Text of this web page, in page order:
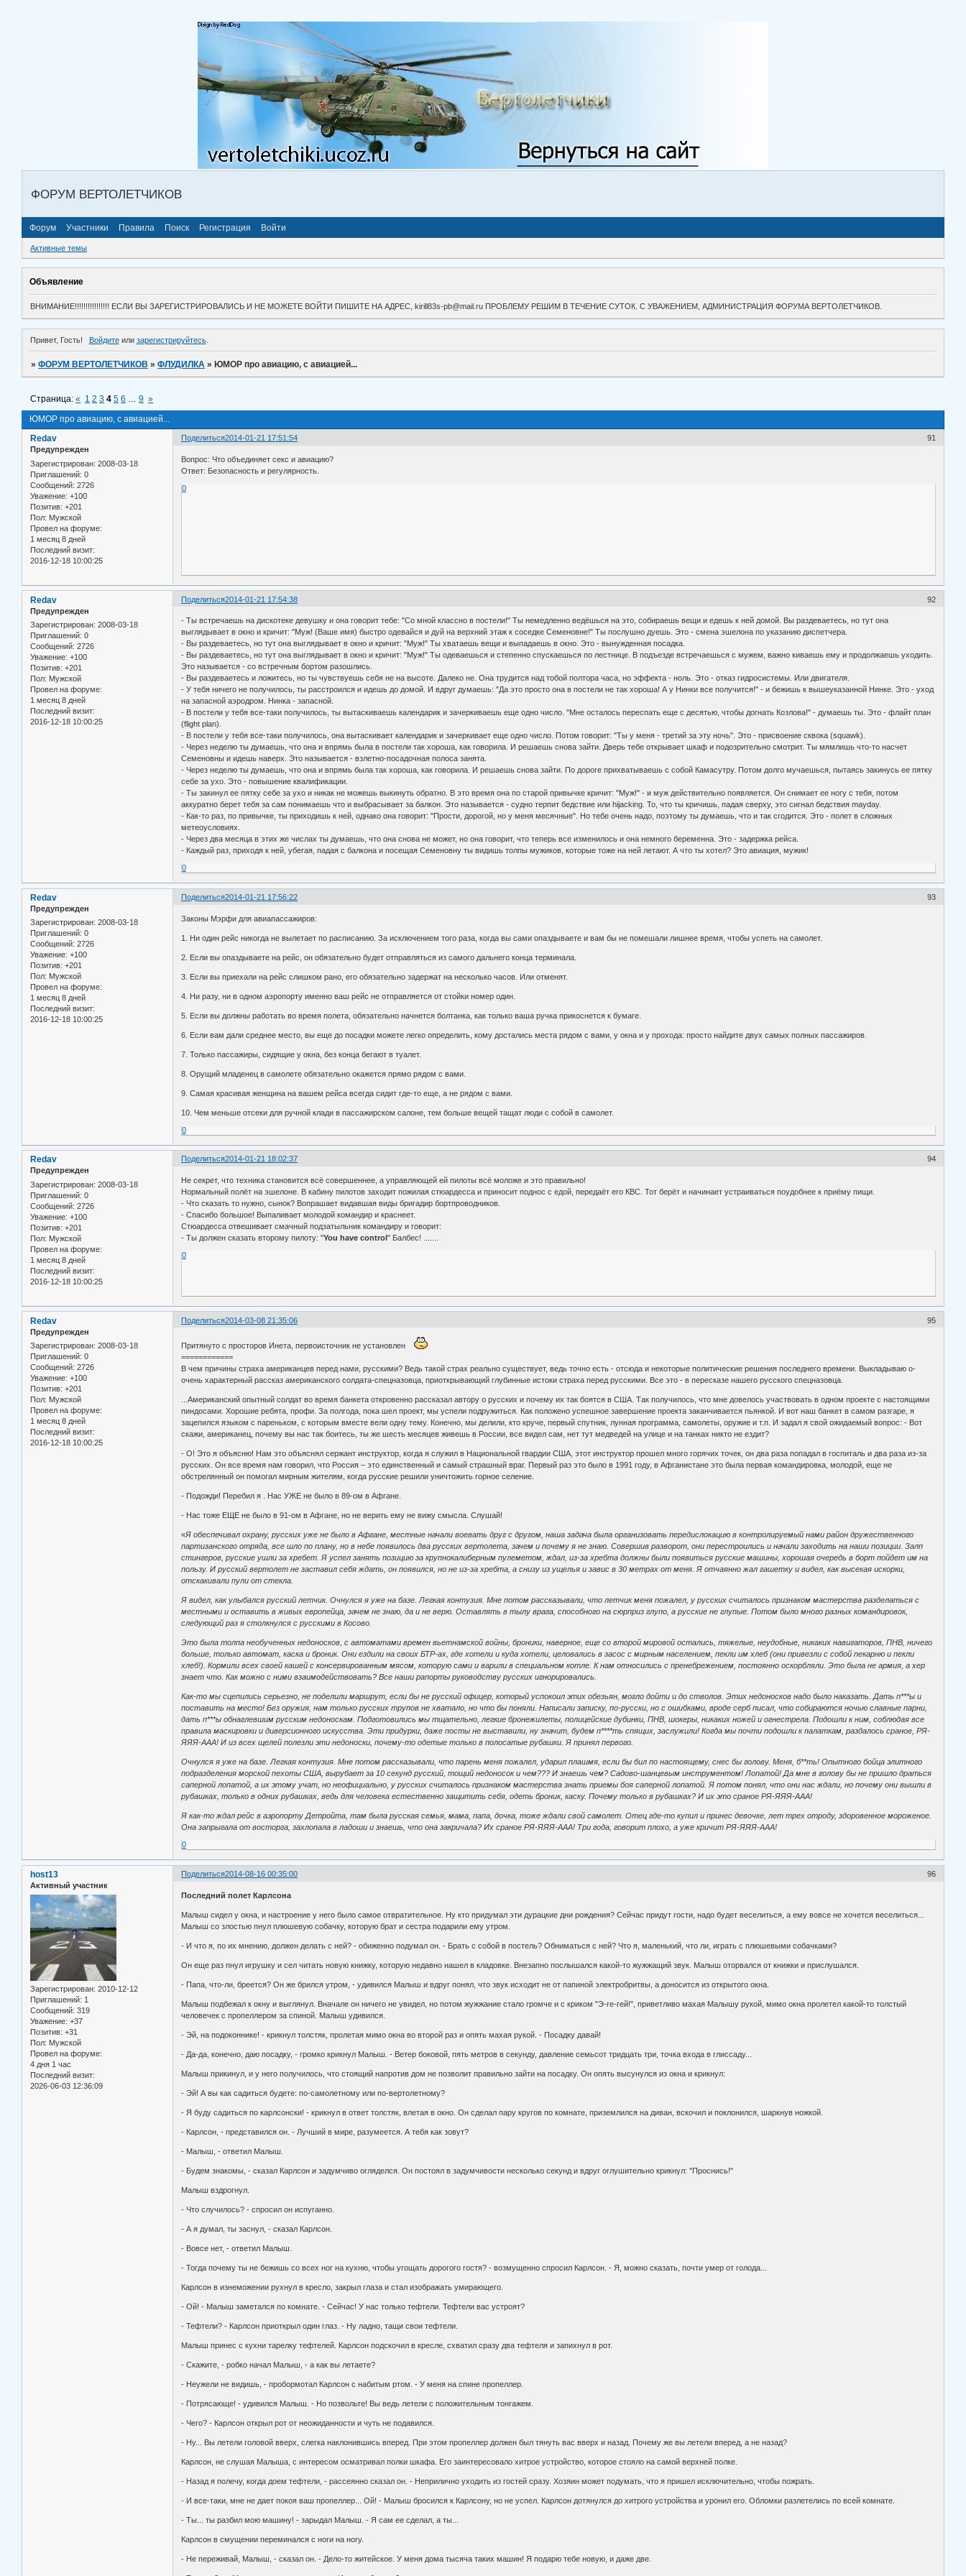
ФОРУМ ВЕРТОЛЕТЧИКОВ
Форум Участники Правила Поиск Регистрация Войти
Активные темы
Объявление
ВНИМАНИЕ!!!!!!!!!!!!!!!! ЕСЛИ ВЫ ЗАРЕГИСТРИРОВАЛИСЬ И НЕ МОЖЕТЕ ВОЙТИ ПИШИТЕ НА АДРЕС, kirill83s-pb@mail.ru ПРОБЛЕМУ РЕШИМ В ТЕЧЕНИЕ СУТОК. С УВАЖЕНИЕМ, АДМИНИСТРАЦИЯ ФОРУМА ВЕРТОЛЕТЧИКОВ.
Привет, Гость! Войдитеили зарегистрируйтесь.
»ФОРУМ ВЕРТОЛЕТЧИКОВ »ФЛУДИЛКА » ЮМОР про авиацию, с авиацией...
ЮМОР про авиацию, с авиацией...
Страница:« 1 2 3 4 5 6 … 9 »
Поделиться 91
2014-01-21 17:51:54
Redav
Предупрежден
Зарегистрирован: 2008-03-18
Приглашений: 0
Сообщений: 2726
Уважение: +100
Позитив: +201
Пол: Мужской
Провел на форуме:
1 месяц 8 дней
Последний визит:
2016-12-18 10:00:25
Вопрос: Что объединяет секс и авиацию?
Ответ: Безопасность и регулярность.
0
Поделиться 92
2014-01-21 17:54:38
Redav
Предупрежден
Зарегистрирован: 2008-03-18
Приглашений: 0
Сообщений: 2726
Уважение: +100
Позитив: +201
Пол: Мужской
Провел на форуме:
1 месяц 8 дней
Последний визит:
2016-12-18 10:00:25
- Ты встречаешь на дискотеке девушку и она говорит тебе: "Со мной классно в постели!" Ты немедленно ведёшься на это, собираешь вещи и едешь к ней домой. Вы раздеваетесь, но тут она
выглядывает в окно и кричит: "Муж! (Ваше имя) быстро одевайся и дуй на верхний этаж к соседке Семеновне!" Ты послушно дуешь. Это - смена эшелона по указанию диспетчера.
- Вы раздеваетесь, но тут она выглядывает в окно и кричит: "Муж!" Ты хватаешь вещи и выпадаешь в окно. Это - вынужденная посадка.
- Вы раздеваетесь, но тут она выглядывает в окно и кричит: "Муж!" Ты одеваешься и степенно спускаешься по лестнице. В подъезде встречаешься с мужем, важно киваешь ему и продолжаешь уходить.
Это называется - со встречным бортом разошлись.
- Вы раздеваетесь и ложитесь, но ты чувствуешь себя не на высоте. Далеко не. Она трудится над тобой полтора часа, но эффекта - ноль. Это - отказ гидросистемы. Или двигателя.
- У тебя ничего не получилось, ты расстроился и идешь до домой. И вдруг думаешь: "Да это просто она в постели не так хороша! А у Нинки все получится!" - и бежишь к вышеуказанной Нинке. Это - уход
на запасной аэродром. Нинка - запасной.
- В постели у тебя все-таки получилось, ты вытаскиваешь календарик и зачеркиваешь еще одно число. "Мне осталось переспать еще с десятью, чтобы догнать Козлова!" - думаешь ты. Это - флайт план
(flight plan).
- В постели у тебя все-таки получилось, она вытаскивает календарик и зачеркивает еще одно число. Потом говорит: "Ты у меня - третий за эту ночь". Это - присвоение сквока (squawk).
- Через неделю ты думаешь, что она и впрямь была в постели так хороша, как говорила. И решаешь снова зайти. Дверь тебе открывает шкаф и подозрительно смотрит. Ты мямлишь что-то насчет
Семеновны и идешь наверх. Это называется - взлетно-посадочная полоса занята.
- Через неделю ты думаешь, что она и впрямь была так хороша, как говорила. И решаешь снова зайти. По дороге прихватываешь с собой Камасутру. Потом долго мучаешься, пытаясь закинусь ее пятку
себе за ухо. Это - повышение квалификации.
- Ты закинул ее пятку себе за ухо и никак не можешь выкинуть обратно. В это время она по старой привычке кричит: "Муж!" - и муж действительно появляется. Он снимает ее ногу с тебя, потом
аккуратно берет тебя за сам понимаешь что и выбрасывает за балкон. Это называется - судно терпит бедствие или hijacking. То, что ты кричишь, падая сверху, это сигнал бедствия mayday.
- Как-то раз, по привычке, ты приходишь к ней, однако она говорит: "Прости, дорогой, но у меня месячные". Но тебе очень надо, поэтому ты думаешь, что и так сгодится. Это - полет в сложных
метеоусловиях.
- Через два месяца в этих же числах ты думаешь, что она снова не может, но она говорит, что теперь все изменилось и она немного беременна. Это - задержка рейса.
- Каждый раз, приходя к ней, убегая, падая с балкона и посещая Семеновну ты видишь толпы мужиков, которые тоже на ней летают. А что ты хотел? Это авиация, мужик!
0
Поделиться 93
2014-01-21 17:56:22
Redav
Предупрежден
Зарегистрирован: 2008-03-18
Приглашений: 0
Сообщений: 2726
Уважение: +100
Позитив: +201
Пол: Мужской
Провел на форуме:
1 месяц 8 дней
Последний визит:
2016-12-18 10:00:25
Законы Мэрфи для авиапассажиров:
1. Ни один рейс никогда не вылетает по расписанию. За исключением того раза, когда вы сами опаздываете и вам бы не помешали лишнее время, чтобы успеть на самолет.
2. Если вы опаздываете на рейс, он обязательно будет отправляться из самого дальнего конца терминала.
3. Если вы приехали на рейс слишком рано, его обязательно задержат на несколько часов. Или отменят.
4. Ни разу, ни в одном аэропорту именно ваш рейс не отправляется от стойки номер один.
5. Если вы должны работать во время полета, обязательно начнется болтанка, как только ваша ручка прикоснется к бумаге.
6. Если вам дали среднее место, вы еще до посадки можете легко определить, кому достались места рядом с вами, у окна и у прохода: просто найдите двух самых полных пассажиров.
7. Только пассажиры, сидящие у окна, без конца бегают в туалет.
8. Орущий младенец в самолете обязательно окажется прямо рядом с вами.
9. Самая красивая женщина на вашем рейса всегда сидит где-то еще, а не рядом с вами.
10. Чем меньше отсеки для ручной клади в пассажирском салоне, тем больше вещей тащат люди с собой в самолет.
0
Поделиться 94
2014-01-21 18:02:37
Redav
Предупрежден
Зарегистрирован: 2008-03-18
Приглашений: 0
Сообщений: 2726
Уважение: +100
Позитив: +201
Пол: Мужской
Провел на форуме:
1 месяц 8 дней
Последний визит:
2016-12-18 10:00:25
Не секрет, что техника становится всё совершеннее, а управляющей ей пилоты всё моложе и это правильно!
Нормальный полёт на эшелоне. В кабину пилотов заходит пожилая стюардесса и приносит поднос с едой, передаёт его КВС. Тот берёт и начинает устраиваться поудобнее к приёму пищи.
- Что сказать то нужно, сынок? Вопрашает видавшая виды бригадир бортпроводников.
- Спасибо большое! Выпаливает молодой командир и краснеет.
Стюардесса отвешивает смачный подзатыльник командиру и говорит:
- Ты должен сказать второму пилоту: "You have control" Балбес! .......
0
Поделиться 95
2014-03-08 21:35:06
Redav
Предупрежден
Зарегистрирован: 2008-03-18
Приглашений: 0
Сообщений: 2726
Уважение: +100
Позитив: +201
Пол: Мужской
Провел на форуме:
1 месяц 8 дней
Последний визит:
2016-12-18 10:00:25
Притянуто с просторов Инета, первоисточник не установлен
============
В чем причины страха американцев перед нами, русскими? Ведь такой страх реально существует, ведь точно есть - отсюда и некоторые политические решения последнего времени. Выкладываю о-
очень характерный рассказ американского солдата-спецназовца, приоткрывающий глубинные истоки страха перед русскими. Все это - в пересказе нашего русского спецназовца.
...Американский опытный солдат во время банкета откровенно рассказал автору о русских и почему их так боятся в США. Так получилось, что мне довелось участвовать в одном проекте с настоящими
пиндосами. Хорошие ребята, профи. За полгода, пока шел проект, мы успели подружиться. Как положено успешное завершение проекта заканчивается пьянкой. И вот наш банкет в самом разгаре, я
зацепился языком с пареньком, с которым вместе вели одну тему. Конечно, мы делили, кто круче, первый спутник, лунная программа, самолеты, оружие и т.п. И задал я свой ожидаемый вопрос: - Вот
скажи, американец, почему вы нас так боитесь, ты же шесть месяцев живешь в России, все видел сам, нет тут медведей на улице и на танках никто не ездит?
- О! Это я объясню! Нам это объяснял сержант инструктор, когда я служил в Национальной гвардии США, этот инструктор прошел много горячих точек, он два раза попадал в госпиталь и два раза из-за
русских. Он все время нам говорил, что Россия – это единственный и самый страшный враг. Первый раз это было в 1991 году, в Афганистане это была первая командировка, молодой, еще не
обстрелянный он помогал мирным жителям, когда русские решили уничтожить горное селение.
- Подожди! Перебил я . Нас УЖЕ не было в 89-ом в Афгане.
- Нас тоже ЕЩЕ не было в 91-ом в Афгане, но не верить ему не вижу смысла. Слушай!
«Я обеспечивал охрану, русских уже не было в Афгане, местные начали воевать друг с другом, наша задача была организовать передислокацию в контролируемый нами район дружественного
партизанского отряда, все шло по плану, но в небе появилось два русских вертолета, зачем и почему я не знаю. Совершив разворот, они перестроились и начали заходить на наши позиции. Залп
стингеров, русские ушли за хребет. Я успел занять позицию за крупнокалиберным пулеметом, ждал, из-за хребта должны были появиться русские машины, хорошая очередь в борт пойдет им на
пользу. И русский вертолет не заставил себя ждать, он появился, но не из-за хребта, а снизу из ущелья и завис в 30 метрах от меня. Я отчаянно жал гашетку и видел, как высекая искорки,
отскакивали пули от стекла.
Я видел, как улыбался русский летчик. Очнулся я уже на базе. Легкая контузия. Мне потом рассказывали, что летчик меня пожалел, у русских считалось признаком мастерства разделаться с
местными и оставить в живых европейца, зачем не знаю, да и не верю. Оставлять в тылу врага, способного на сюрприз глупо, а русские не глупые. Потом было много разных командировок,
следующий раз я столкнулся с русскими в Косово.
Это была толпа необученных недоносков, с автоматами времен вьетнамской войны, броники, наверное, еще со второй мировой остались, тяжелые, неудобные, никаких навигаторов, ПНВ, ничего
больше, только автомат, каска и броник. Они ездили на своих БТР-ах, где хотели и куда хотели, целовались в засос с мирным населением, пекли им хлеб (они привезли с собой пекарню и пекли
хлеб!). Кормили всех своей кашей с консервированным мясом, которую сами и варили в специальном котле. К нам относились с пренебрежением, постоянно оскорбляли. Это была не армия, а хер
знает что. Как можно с ними взаимодействовать? Все наши рапорты руководству русских игнорировались.
Как-то мы сцепились серьезно, не поделили маршрут, если бы не русский офицер, который успокоил этих обезьян, могло дойти и до стволов. Этих недоносков надо было наказать. Дать п***ы и
поставить на место! Без оружия, нам только русских трупов не хватало, но что бы поняли. Написали записку, по-русски, но с ошибками, вроде серб писал, что собираются ночью славные парни,
дать п***ы обнаглевшим русским недоноскам. Подготовились мы тщательно, легкие бронежилеты, полицейские дубинки, ПНВ, шокеры, никаких ножей и огнестрела. Подошли к ним, соблюдая все
правила маскировки и диверсионного искусства. Эти придурки, даже посты не выставили, ну значит, будем п****ть спящих, заслужили! Когда мы почти подошли к палаткам, раздалось сраное, РЯ-
ЯЯЯ-ААА! И из всех щелей полезли эти недоноски, почему-то одетые только в полосатые рубашки. Я принял первого.
Очнулся я уже на базе. Легкая контузия. Мне потом рассказывали, что парень меня пожалел, ударил плашмя, если бы бил по настоящему, снес бы голову. Меня, б**ть! Опытного бойца элитного
подразделения морской пехоты США, вырубает за 10 секунд русский, тощий недоносок и чем??? И знаешь чем? Садово-шанцевым инструментом! Лопатой! Да мне в голову бы не пришло драться
саперной лопатой, а их этому учат, но неофициально, у русских считалось признаком мастерства знать приемы боя саперной лопатой. Я потом понял, что они нас ждали, но почему они вышли в
рубашках, только в одних рубашках, ведь для человека естественно защитить себя, одеть броник, каску. Почему только в рубашках? И их это сраное РЯ-ЯЯЯ-ААА!
Я как-то ждал рейс в аэропорту Детройта, там была русская семья, мама, папа, дочка, тоже ждали свой самолет. Отец где-то купил и принес девочке, лет трех отроду, здоровенное мороженое.
Она запрыгала от восторга, захлопала в ладоши и знаешь, что она закричала? Их сраное РЯ-ЯЯЯ-ААА! Три года, говорит плохо, а уже кричит РЯ-ЯЯЯ-ААА!
0
Поделиться 96
2014-08-16 00:35:00
host13
Активный участник
Зарегистрирован: 2010-12-12
Приглашений: 1
Сообщений: 319
Уважение: +37
Позитив: +31
Пол: Мужской
Провел на форуме:
4 дня 1 час
Последний визит:
2026-06-03 12:36:09
Последний полет Карлсона
Малыш сидел у окна, и настроение у него было самое отвратительное. Ну кто придумал эти дурацкие дни рождения? Сейчас придут гости, надо будет веселиться, а ему вовсе не хочется веселиться...
Малыш со злостью пнул плюшевую собачку, которую брат и сестра подарили ему утром.
- И что я, по их мнению, должен делать с ней? - обиженно подумал он. - Брать с собой в постель? Обниматься с ней? Что я, маленький, что ли, играть с плюшевыми собачками?
Он еще раз пнул игрушку и сел читать новую книжку, которую недавно нашел в кладовке. Внезапно послышался какой-то жужжащий звук. Малыш оторвался от книжки и прислушался.
- Папа, что-ли, бреется? Он же брился утром, - удивился Малыш и вдруг понял, что звук исходит не от папиной электробритвы, а доносится из открытого окна.
Малыш подбежал к окну и выглянул. Вначале он ничего не увидел, но потом жужжание стало громче и с криком "Э-ге-гей!", приветливо махая Малышу рукой, мимо окна пролетел какой-то толстый
человечек с пропеллером за спиной. Малыш удивился.
- Эй, на подоконнике! - крикнул толстяк, пролетая мимо окна во второй раз и опять махая рукой. - Посадку давай!
- Да-да, конечно, даю посадку, - громко крикнул Малыш. - Ветер боковой, пять метров в секунду, давление семьсот тридцать три, точка входа в глиссаду...
Малыш прикинул, и у него получилось, что стоящий напротив дом не позволит правильно зайти на посадку. Он опять высунулся из окна и крикнул:
- Эй! А вы как садиться будете: по-самолетному или по-вертолетному?
- Я буду садиться по карлсонски! - крикнул в ответ толстяк, влетая в окно. Он сделал пару кругов по комнате, приземлился на диван, вскочил и поклонился, шаркнув ножкой.
- Карлсон, - представился он. - Лучший в мире, разумеется. А тебя как зовут?
- Малыш, - ответил Малыш.
- Будем знакомы, - сказал Карлсон и задумчиво огляделся. Он постоял в задумчивости несколько секунд и вдруг оглушительно крикнул: "Проснись!"
Малыш вздрогнул.
- Что случилось? - спросил он испуганно.
- А я думал, ты заснул, - сказал Карлсон.
- Вовсе нет, - ответил Малыш.
- Тогда почему ты не бежишь со всех ног на кухню, чтобы угощать дорогого гостя? - возмущенно спросил Карлсон. - Я, можно сказать, почти умер от голода...
Карлсон в изнеможении рухнул в кресло, закрыл глаза и стал изображать умирающего.
- Ой! - Малыш заметался по комнате. - Сейчас! У нас только тефтели. Тефтели вас устроят?
- Тефтели? - Карлсон приоткрыл один глаз. - Ну ладно, тащи свои тефтели.
Малыш принес с кухни тарелку тефтелей. Карлсон подскочил в кресле, схватил сразу два тефтеля и запихнул в рот.
- Скажите, - робко начал Малыш, - а как вы летаете?
- Неужели не видишь, - пробормотал Карлсон с набитым ртом. - У меня на спине пропеллер.
- Потрясающе! - удивился Малыш. - Но позвольте! Вы ведь летели с положительным тонгажем.
- Чего? - Карлсон открыл рот от неожиданности и чуть не подавился.
- Ну... Вы летели головой вверх, слегка наклонившись вперед. При этом пропеллер должен был тянуть вас вверх и назад. Почему же вы летели вперед, а не назад?
Карлсон, не слушая Малыша, с интересом осматривал полки шкафа. Его заинтересовало хитрое устройство, которое стояло на самой верхней полке.
- Назад я полечу, когда доем тефтели, - рассеянно сказал он. - Неприлично уходить из гостей сразу. Хозяин может подумать, что я пришел исключительно, чтобы пожрать.
- И все-таки, мне не дает покоя ваш пропеллер... Ой! - Малыш бросился к Карлсону, но не успел. Карлсон дотянулся до хитрого устройства и уронил его. Обломки разлетелись по всей комнате.
- Ты... ты разбил мою машину! - зарыдал Малыш. - Я сам ее сделал, а ты...
Карлсон в смущении переминался с ноги на ногу.
- Не переживай, Малыш, - сказал он. - Дело-то житейское. У меня дома тысяча таких машин! Я подарю тебе новую, и даже две.